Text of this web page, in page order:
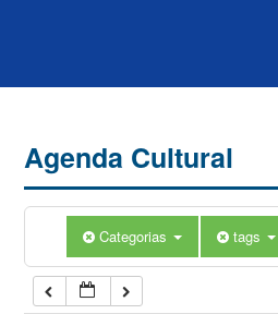
Agenda Cultural
Categorias tags
5:00
7:00